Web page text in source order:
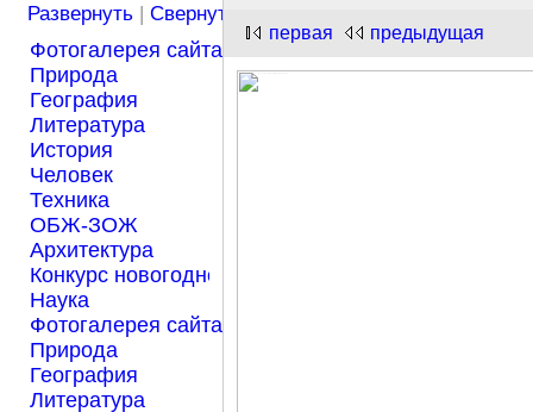
Развернуть |Свернуть
Фотогалерея сайта Началка.com
Природа
География
Литература
История
Человек
Техника
ОБЖ-ЗОЖ
Архитектура
Конкурс новогодней открытки "Нарисуем Новый
Наука
Фотогалерея сайта Началка.com
Природа
География
Литература
первая предыдущая